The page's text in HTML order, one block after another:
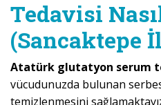
Tedavisi
(Sancaktepe
Atatürk glutatyon serum
vücudunuzda bulunan
temizlenmesini